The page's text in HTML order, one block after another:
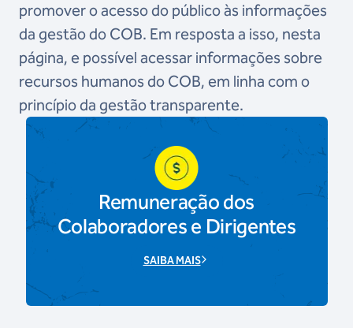
promover o acesso do público às informações
da gestão do COB. Em resposta a isso, nesta
página, e possível acessar informações sobre
recursos humanos do COB, em linha com o
princípio da gestão transparente.
Remuneração dos
Colaboradores e Dirigentes
SAIBA MAIS